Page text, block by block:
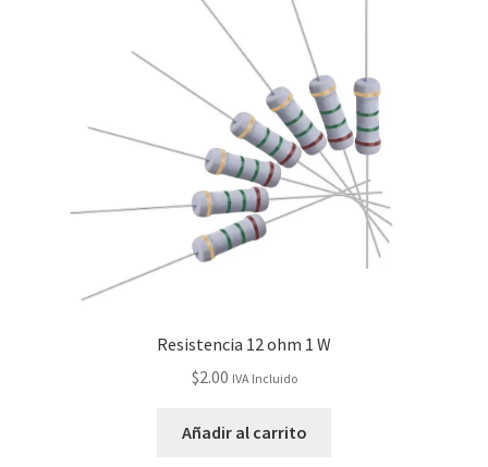
Resistencia 12 ohm 1 W
$2.00 IVA Incluido
Añadir al carrito